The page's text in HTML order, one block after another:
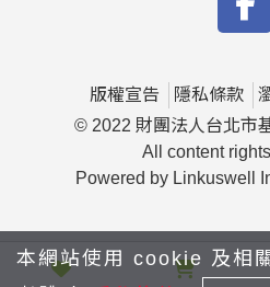
版權宣告 隱私條款
© 2022 財團法人台北市
All content
Powered by Linkuswell
本網站使用 cookie 及相